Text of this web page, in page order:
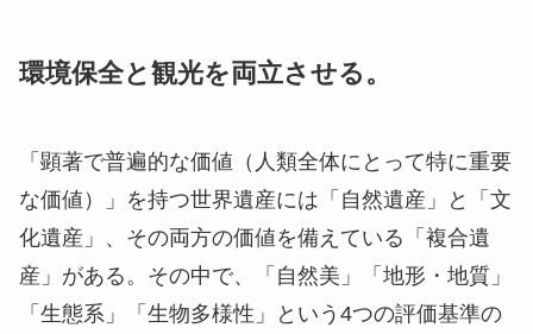
環境保全と観光を両立させる。
「顕著で普遍的な価値（人類全体にとって特に重要
な価値）」を持つ世界遺産には「自然遺産」と「文
化遺産」、その両方の価値を備えている「複合遺
産」がある。その中で、「自然美」「地形・地質」
「生態系」「生物多様性」という4つの評価基準の